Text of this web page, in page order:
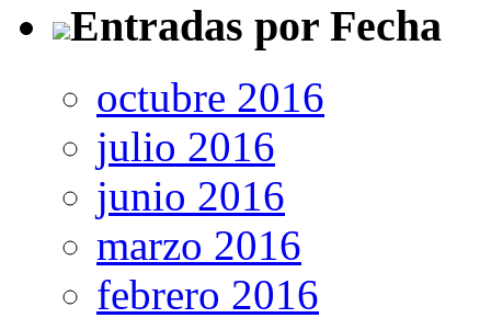
Entradas por Fecha
octubre 2016
julio 2016
junio 2016
marzo 2016
febrero 2016